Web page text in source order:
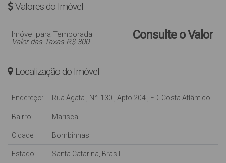
Valores do Imóvel
Consulte o Valor
Imóvel para Temporada
Valor das Taxas R$ 300
Localização do Imóvel
Endereço: Rua Ágata , N°: 130 , Apto 204 , ED. Costa Atlântico.
Bairro: Mariscal
Cidade: Bombinhas
Estado: Santa Catarina, Brasil